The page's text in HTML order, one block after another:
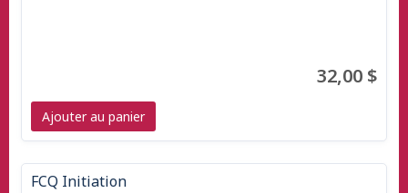
32,00 $
Ajouter au panier
FCQ Initiation